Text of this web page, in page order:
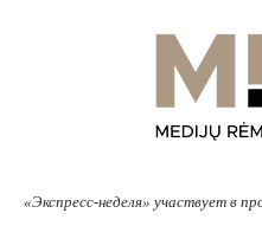
«Экспресс-неделя» участвует в